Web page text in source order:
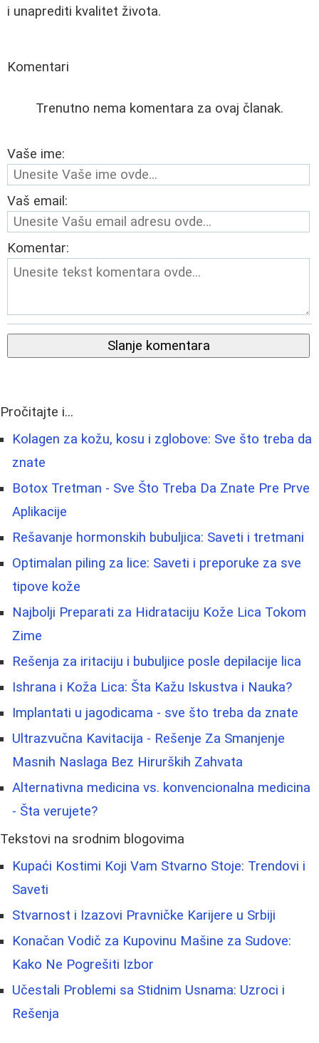
i unaprediti kvalitet života.
Komentari
Trenutno nema komentara za ovaj članak.
Vaše ime:
Vaš email:
Komentar:
Slanje komentara
Pročitajte i...
Kolagen za kožu, kosu i zglobove: Sve što treba da
znate
Botox Tretman - Sve Što Treba Da Znate Pre Prve
Aplikacije
Rešavanje hormonskih bubuljica: Saveti i tretmani
Optimalan piling za lice: Saveti i preporuke za sve
tipove kože
Najbolji Preparati za Hidrataciju Kože Lica Tokom
Zime
Rešenja za iritaciju i bubuljice posle depilacije lica
Ishrana i Koža Lica: Šta Kažu Iskustva i Nauka?
Implantati u jagodicama - sve što treba da znate
Ultrazvučna Kavitacija - Rešenje Za Smanjenje
Masnih Naslaga Bez Hirurških Zahvata
Alternativna medicina vs. konvencionalna medicina
- Šta verujete?
Tekstovi na srodnim blogovima
Kupaći Kostimi Koji Vam Stvarno Stoje: Trendovi i
Saveti
Stvarnost i Izazovi Pravničke Karijere u Srbiji
Konačan Vodič za Kupovinu Mašine za Sudove:
Kako Ne Pogrešiti Izbor
Učestali Problemi sa Stidnim Usnama: Uzroci i
Rešenja